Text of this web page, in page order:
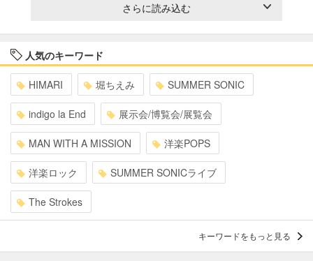
さらに読み込む
人気のキーワード
HIMARI 堀ちえみ SUMMER SONIC
indigo la End 展示会/博覧会/展覧会
MAN WITH A MISSION 洋楽POPS
洋楽ロック SUMMER SONICライブ
The Strokes
キーワードをもっと見る